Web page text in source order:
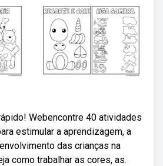
Webencontre 40 atividades
estimular a aprendizagem, a
das crianças na
como trabalhar as cores, as.